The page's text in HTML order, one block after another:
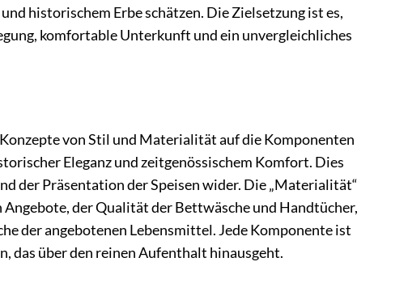
historischem Erbe schätzen. Die Zielsetzung ist es,
komfortable Unterkunft und ein unvergleichliches
von Stil und Materialität auf die Komponenten
Eleganz und zeitgenössischem Komfort. Dies
der Präsentation der Speisen wider. Die „Materialität“
der Qualität der Bettwäsche und Handtücher,
der angebotenen Lebensmittel. Jede Komponente ist
das über den reinen Aufenthalt hinausgeht.